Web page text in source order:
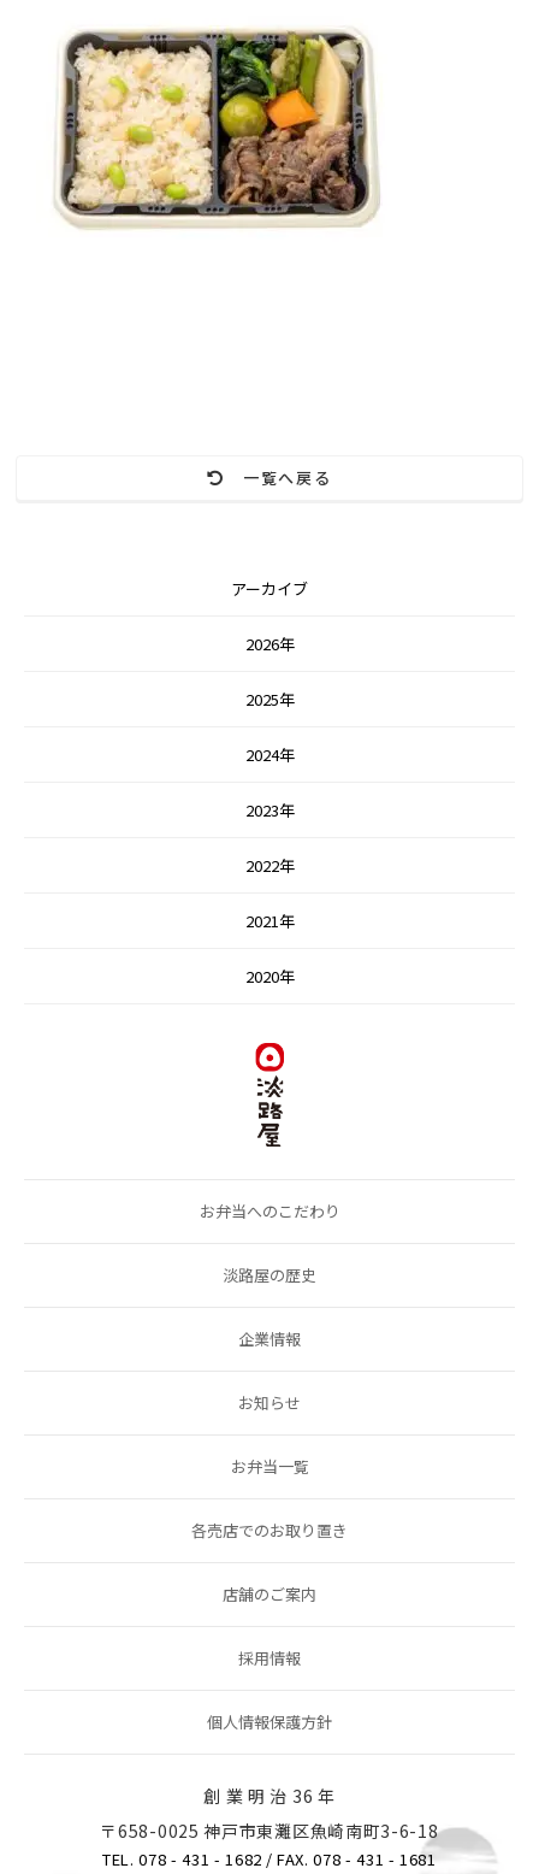
一覧へ戻る
アーカイブ
2026年
2025年
2024年
2023年
2022年
2021年
2020年
お弁当へのこだわり
淡路屋の歴史
企業情報
お知らせ
お弁当一覧
各売店でのお取り置き
店舗のご案内
採用情報
個人情報保護方針
創 業 明 治 36 年
〒658-0025 神戸市東灘区魚崎南町3-6-18
TEL. 078 - 431 - 1682 / FAX. 078 - 431 - 1681